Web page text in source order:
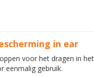
in ear
voor het dragen in
eenmalig gebruik.